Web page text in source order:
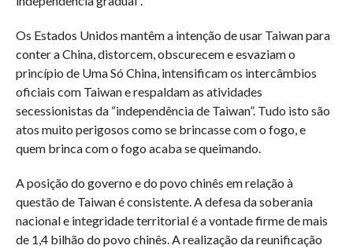
Os Estados Unidos mantêm a intenção de usar Taiwan para
conter a China, distorcem, obscurecem e esvaziam o
princípio de Uma Só China, intensificam os intercâmbios
oficiais com Taiwan e respaldam as atividades
secessionistas da “independência de Taiwan”. Tudo isto são
atos muito perigosos como se brincasse com o fogo, e
quem brinca com o fogo acaba se queimando.
A posição do governo e do povo chinês em relação à
questão de Taiwan é consistente. A defesa da soberania
nacional e integridade territorial é a vontade firme de mais
de 1,4 bilhão do povo chinês. A realização da reunificação